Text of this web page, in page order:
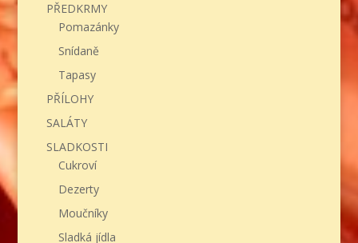
PŘEDKRMY
Pomazánky
Snídaně
Tapasy
PŘÍLOHY
SALÁTY
SLADKOSTI
Cukroví
Dezerty
Moučníky
Sladká jídla